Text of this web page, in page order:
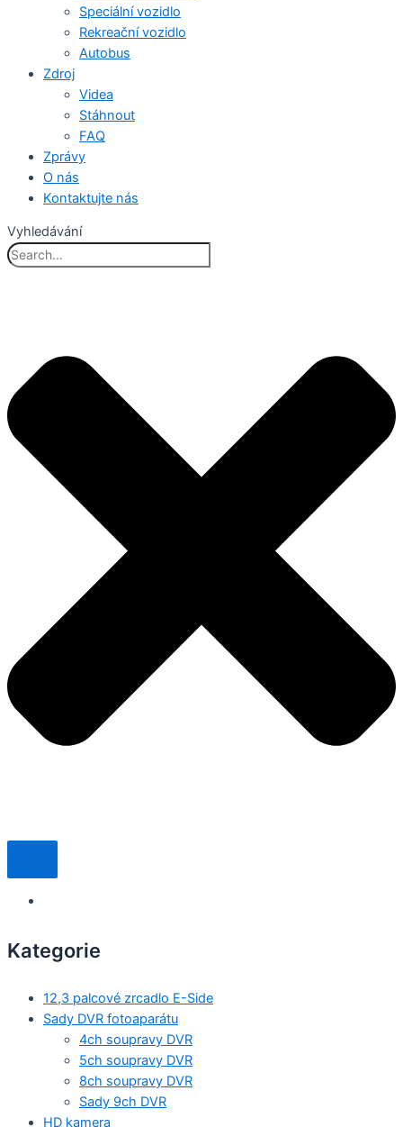
Speciální vozidlo
Rekreační vozidlo
Autobus
Zdroj
Videa
Stáhnout
FAQ
Zprávy
O nás
Kontaktujte nás
Vyhledávání
Kategorie
12,3 palcové zrcadlo E-Side
Sady DVR fotoaparátu
4ch soupravy DVR
5ch soupravy DVR
8ch soupravy DVR
Sady 9ch DVR
HD kamera